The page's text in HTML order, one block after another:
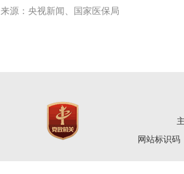
来源：央视新闻、国家医保局
网站标识